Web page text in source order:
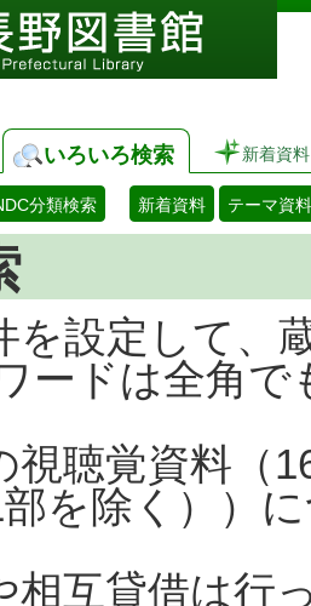
いろいろ検索 新着資料
分類検索 新着資料 テーマ資料
を設定して、
ードは全角
視聴覚資料（
を除く））
相互貸借は行